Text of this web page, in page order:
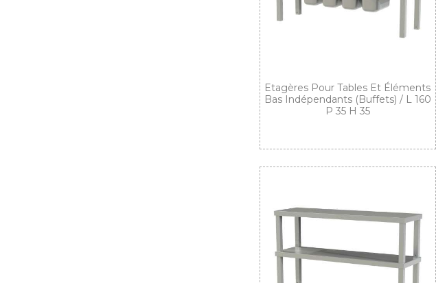
Etagères Pour Tables Et Éléments
Bas Indépendants (buffets) / L 160
P 35 H 35